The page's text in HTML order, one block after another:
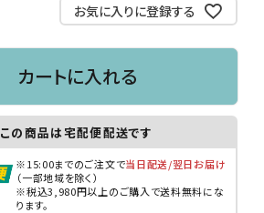
お気に入りに登録する
カートに入れる
この商品は宅配便配送です
※15:00までのご注文で当日配送/翌日お届け
（一部地域を除く）
※税込3,980円以上のご購入で送料無料にな
ります。